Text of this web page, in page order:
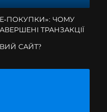
ПОКУПКИ»: ЧОМУ
ТРАНЗАКЦІЇ
САЙТ?